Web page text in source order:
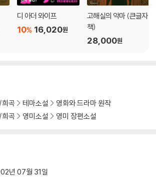
디 아더 와이프
16,020원
10%
고해실의 악마 (큰글자
책)
28,000원
곡 테마소설
영화와 드라마 원작
곡 영미소설 영미 장편소설
년 07월 31일